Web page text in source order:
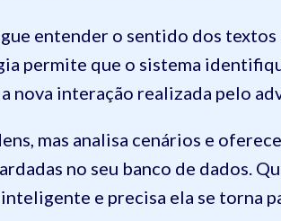
entender o sentido dos textos
permite que o sistema
nova interação realizada pelo
mas analisa cenários e
no seu banco de dados.
e precisa ela se torna